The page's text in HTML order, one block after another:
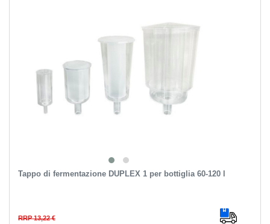
Tappo di fermentazione DUPLEX 1 per bottiglia 60-120 l
RRP 13,22 €